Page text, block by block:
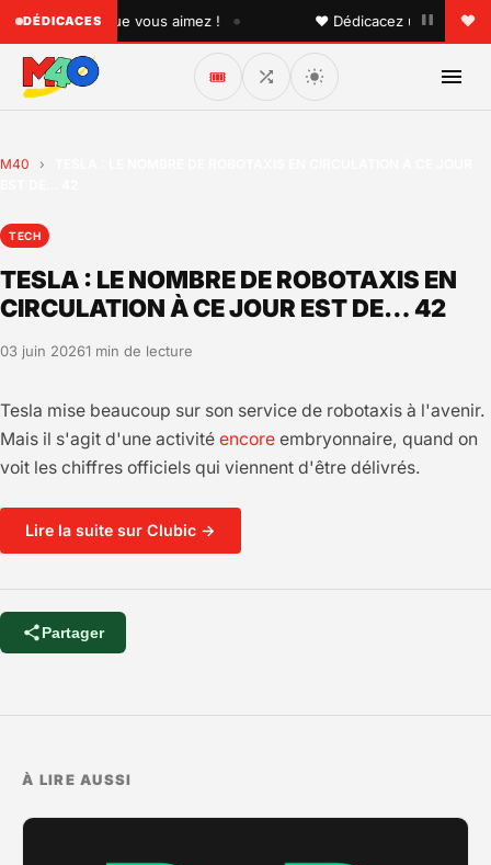
DÉDICACES
quelqu'un que vous aimez ! • ♥ Dédicacez un titre à vos
🎟️
M40 ›
TECH
TESLA : LE NOMBRE DE ROBOTAXIS EN
CIRCULATION À CE JOUR EST DE… 42
03 juin 20261 min de lecture
Tesla mise beaucoup sur son service de robotaxis à l'avenir.
Mais il s'agit d'une activité encore embryonnaire, quand on
voit les chiffres officiels qui viennent d'être délivrés.
Lire la suite sur Clubic →
Partager
À LIRE AUSSI